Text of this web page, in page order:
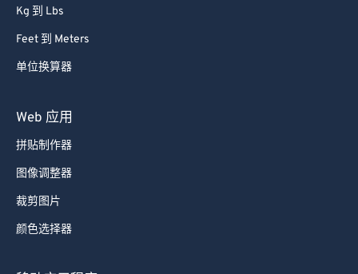
Kg 到 Lbs
Feet 到 Meters
单位换算器
Web 应用
拼贴制作器
图像调整器
裁剪图片
颜色选择器